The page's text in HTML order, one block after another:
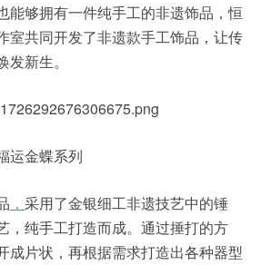
能够拥有一件纯手工的非遗饰品，恒
室共同开发了非遗款手工饰品，让传
新生。
运金蝶系列
， 采用了金银细工非遗技艺中的锤
，纯手工打造而成。通过捶打的方
成片状，再根据需求打造出各种器型